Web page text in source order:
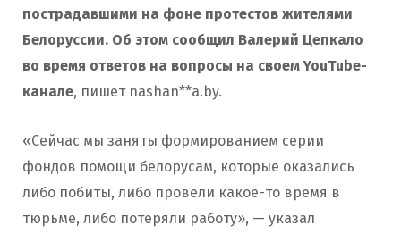
пострадавшими на фоне протестов жителями
Белоруссии. Об этом сообщил Валерий Цепкало
во время ответов на вопросы на своем YouTube-
канале, пишет nashan**a.by.
«Сейчас мы заняты формированием серии
фондов помощи белорусам, которые оказались
либо побиты, либо провели какое-то время в
тюрьме, либо потеряли работу», — указал